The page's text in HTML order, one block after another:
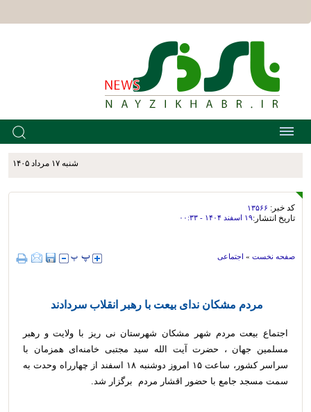
شنبه ۱۷ مرداد ۱۴۰۵
کد خبر: ۱۳۵۶۶
تاریخ انتشار:۱۹ اسفند ۱۴۰۴ - ۰۰:۳۳
صفحه نخست » اجتماعی
مردم مشکان ندای بیعت با رهبر انقلاب سردادند
اجتماع بیعت مردم شهر مشکان شهرستان نی ریز با ولایت و رهبر
مسلمین جهان ، حضرت آیت الله سید مجتبی خامنه‌ای همزمان با
سراسر کشور، ساعت ۱۵ امروز دوشنبه ۱۸ اسفند از چهارراه وحدت به
سمت مسجد جامع با حضور اقشار مردم برگزار شد.